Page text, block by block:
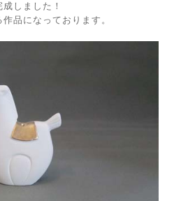
しました！
品になっております。